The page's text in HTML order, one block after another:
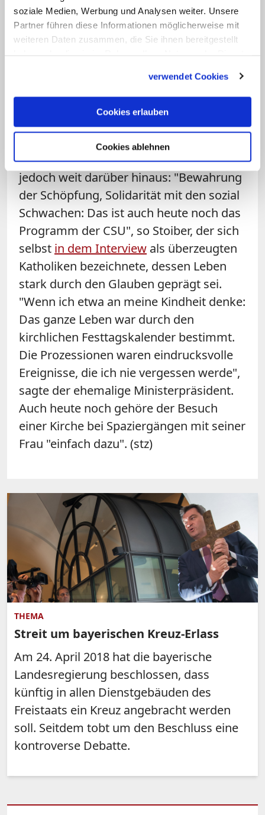
soziale Medien, Werbung und Analysen weiter. Unsere
Partner führen diese Informationen möglicherweise mit
weiteren Daten zusammen, die Sie ihnen bereitgestellt
verwendet Cookies
Cookies erlauben
Cookies ablehnen
Stoiber.
dass christliche Überzeugungen wie der
Schutz der Menschenwürde "zur DNA der
CSU" gehörten. Beispielhaft nannte er die
Debatte um dasWerbeverbot für
Abtreibungen. Christliche Politik gehe
jedoch weit darüber hinaus: "Bewahrung
der Schöpfung, Solidarität mit den sozial
Schwachen: Das ist auch heute noch das
Programm der CSU", so Stoiber, der sich
selbst in dem Interview als überzeugten
Katholiken bezeichnete, dessen Leben
stark durch den Glauben geprägt sei.
"Wenn ich etwa an meine Kindheit denke:
Das ganze Leben war durch den
kirchlichen Festtagskalender bestimmt.
Die Prozessionen waren eindrucksvolle
Ereignisse, die ich nie vergessen werde",
sagte der ehemalige Ministerpräsident.
Auch heute noch gehöre der Besuch
einer Kirche bei Spaziergängen mit seiner
Frau "einfach dazu". (stz)
THEMA
Streit um bayerischen Kreuz-Erlass
Am 24. April 2018 hat die bayerische
Landesregierung beschlossen, dass
künftig in allen Dienstgebäuden des
Freistaats ein Kreuz angebracht werden
soll. Seitdem tobt um den Beschluss eine
kontroverse Debatte.